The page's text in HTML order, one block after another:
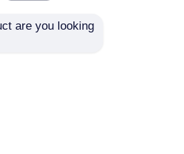
are you looking